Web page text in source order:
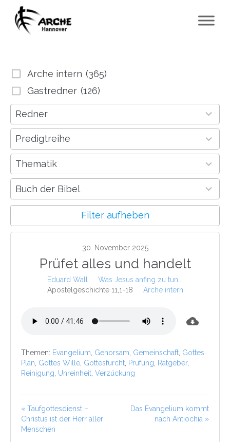
Arche intern (365)
Gastredner (126)
Redner
64
results
available
Predigtreihe
18
results
available
Thematik
791
results
available
Buch der Bibel
53
results
available
Filter aufheben
30. November 2025
Prüfet alles und handelt
Eduard Wall
Was Jesus anfing zu tun...
Apostelgeschichte 11,1-18
Arche intern
Themen: Evangelium Gehorsam Gemeinschaft Gottes
Plan Gottes Wille Gottesfurcht Prüfung Ratgeber,
Reinigung Unreinheit Verzückung
« Taufgottesdienst –
Christus ist der Herr aller
Menschen
Das Evangelium kommt
nach Antiochia »